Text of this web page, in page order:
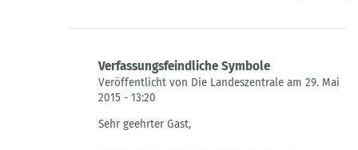
Verfassungsfeindliche Symbole
Veröffentlicht von Die Landeszentrale am 29. Mai
2015 - 13:20
auf
Sehr geehrter Gast,